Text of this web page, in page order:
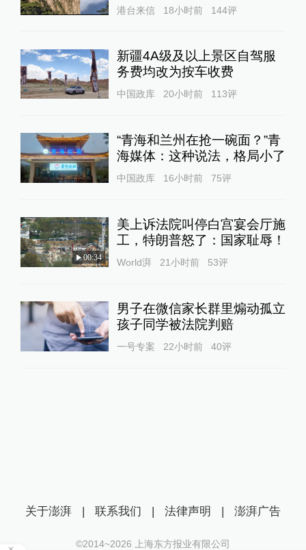
港台来信 18小时前 144评
新疆4A级及以上景区自驾服
务费均改为按车收费
中国政库 20小时前 113评
“青海和兰州在抢一碗面？”青
海媒体：这种说法，格局小了
中国政库 16小时前 75评
00:34
美上诉法院叫停白宫宴会厅施
工，特朗普怒了：国家耻辱！
World湃 21小时前 53评
男子在微信家长群里煽动孤立
孩子同学被法院判赔
一号专案 22小时前 40评
关于澎湃 | 联系我们 | 法律声明 | 澎湃广告
©2014~2026 上海东方报业有限公司